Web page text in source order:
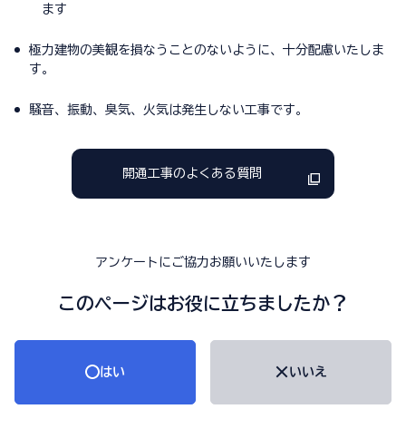
ます
極力建物の美観を損なうことのないように、十分配慮いたしま
す。
騒音、振動、臭気、火気は発生しない工事です。
開通工事のよくある質問
アンケートにご協力お願いいたします
このページはお役に立ちましたか？
はい いいえ